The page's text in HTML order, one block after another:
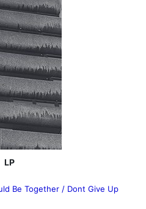
LP
Be Together / Dont Give Up